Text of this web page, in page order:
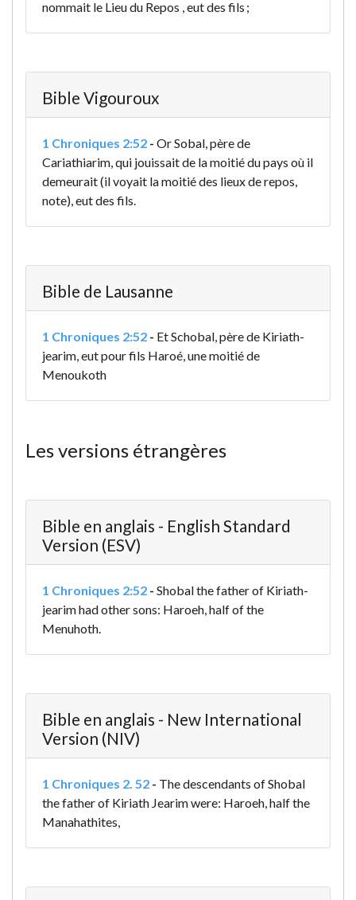
nommait le Lieu du Repos , eut des fils ;
Bible Vigouroux
1 Chroniques 2:52 - Or Sobal, père de
Cariathiarim, qui jouissait de la moitié du pays où il
demeurait (il voyait la moitié des lieux de repos,
note), eut des fils.
Bible de Lausanne
1 Chroniques 2:52 - Et Schobal, père de Kiriath-
jearim, eut pour fils Haroé, une moitié de
Menoukoth
Les versions étrangères
Bible en anglais - English Standard
Version (ESV)
1 Chroniques 2:52 - Shobal the father of Kiriath-
jearim had other sons: Haroeh, half of the
Menuhoth.
Bible en anglais - New International
Version (NIV)
1 Chroniques 2. 52 - The descendants of Shobal
the father of Kiriath Jearim were: Haroeh, half the
Manahathites,